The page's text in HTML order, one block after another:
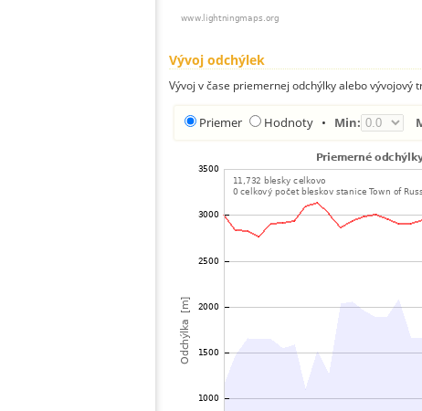
Vývoj odchýlek
Vývoj v čase priemernej odchýlky alebo vývojový
Priemer Hodnoty • Min: